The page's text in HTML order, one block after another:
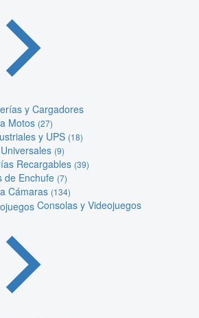
y Cargadores
Motos (27)
y UPS (18)
(9)
Recargables (39)
de Enchufe (7)
Cámaras (134)
Consolas y Videojuegos